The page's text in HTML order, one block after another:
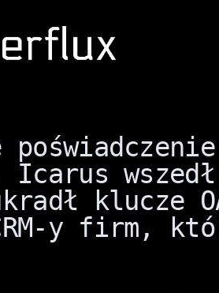
klucze
y firm,